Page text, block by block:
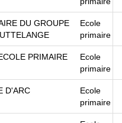
DU GROUPE
Ecole
primaire
PRIMAIRE
Ecole
primaire
D'ARC
Ecole
primaire